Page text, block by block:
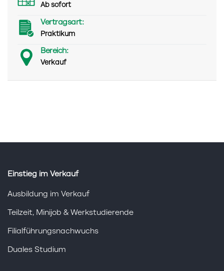
Ab sofort
Vertragsart:
Praktikum
Bereich:
Verkauf
Einstieg im Verkauf
Ausbildung im Verkauf
Teilzeit, Minijob & Werkstudierende
Filialführungsnachwuchs
Duales Studium